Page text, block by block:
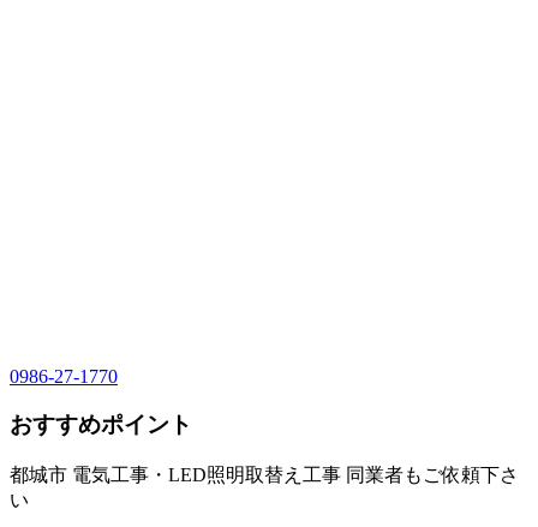
0986-27-1770
おすすめポイント
都城市 電気工事・LED照明取替え工事 同業者もご依頼下さ
い